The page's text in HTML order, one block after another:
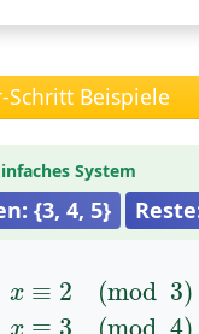
Schritt Beispiele
System
{3, 4, 5}
x ≡ 2 (mod 3)
x≡2( mod3)x≡ 3(